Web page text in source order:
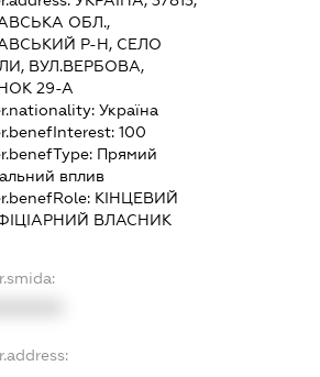
ОБЛ.,
Р-Н, СЕЛО
ВУЛ.ВЕРБОВА,
29-А
Україна
100
Прямий
вплив
КІНЦЕВИЙ
ВЛАСНИК